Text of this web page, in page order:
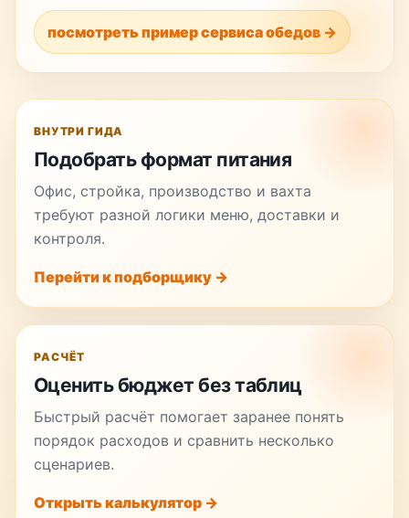
посмотреть пример сервиса обедов →
ВНУТРИ ГИДА
Подобрать формат питания
Офис, стройка, производство и вахта
требуют разной логики меню, доставки и
контроля.
Перейти к подборщику →
РАСЧЁТ
Оценить бюджет без таблиц
Быстрый расчёт помогает заранее понять
порядок расходов и сравнить несколько
сценариев.
Открыть калькулятор →